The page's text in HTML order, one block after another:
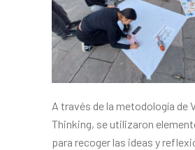
A través de la metodología de
Thinking, se utilizaron
para recoger las ideas y